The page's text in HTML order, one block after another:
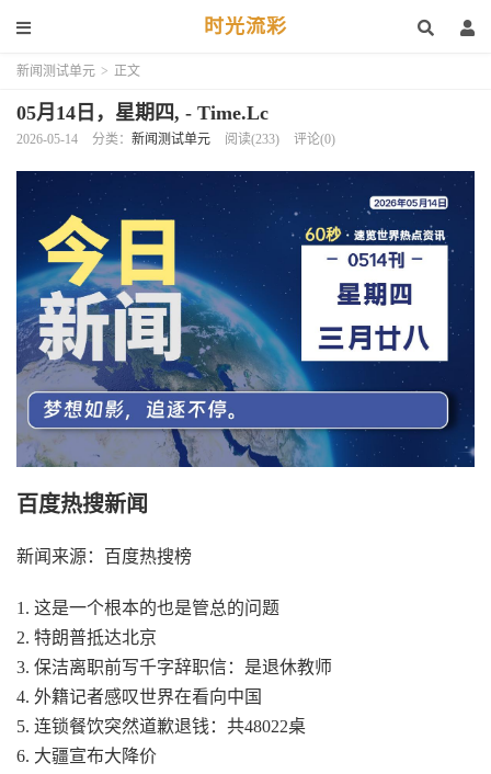
时光流彩
新闻测试单元 > 正文
05月14日，星期四, - Time.Lc
2026-05-14 分类： 新闻测试单元 阅读(233) 评论(0)
百度热搜新闻
新闻来源：百度热搜榜
1. 这是一个根本的也是管总的问题
2. 特朗普抵达北京
3. 保洁离职前写千字辞职信：是退休教师
4. 外籍记者感叹世界在看向中国
5. 连锁餐饮突然道歉退钱：共48022桌
6. 大疆宣布大降价